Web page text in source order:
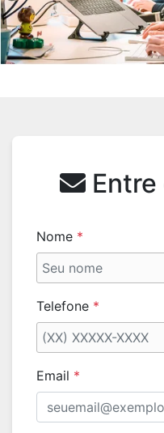
Nome *
Telefone *
Email *